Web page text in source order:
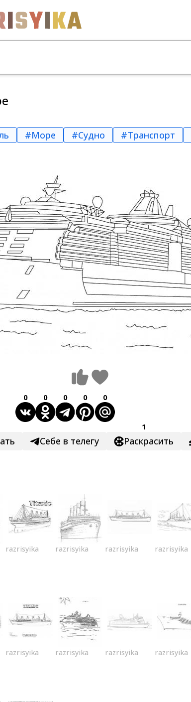
#Море #Судно #Транспорт
0 0 0 0 0
Себе в телегу
1
Раскрасить
razrisyika razrisyika razrisyika razrisyika
razrisyika razrisyika razrisyika razrisyika